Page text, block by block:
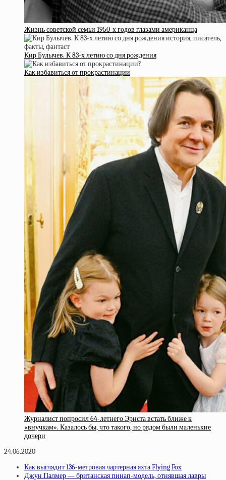
Жизнь советской семьи 1950-х годов глазами американца
Кир Булычев. К 83-х летию со дня рождения
Как избавиться от прокрастинации
Журналист попросил 64-летнего Эрнста встать ближе к
«внучкам». Казалось бы, что такого, но рядом были маленькие
дочери
24.06.2020
Как выглядит 136-метровая чартерная яхта Flying Fox
Джун Палмер — британская пинап-модель, отнявшая лавры